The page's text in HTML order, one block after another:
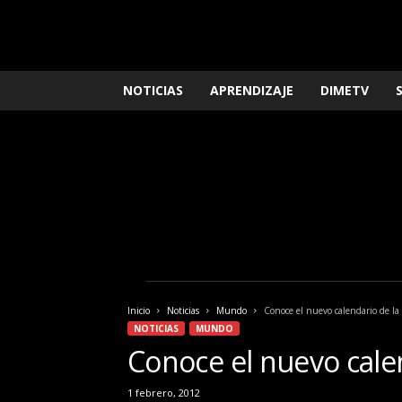
o
a
s
a
NOTICIAS APRENDIZAJE DIMETV
Inicio Noticias Mundo
Conoce el nuevo calendario de
NOTICIAS
MUNDO
Conoce el nuevo
1 febrero, 2012